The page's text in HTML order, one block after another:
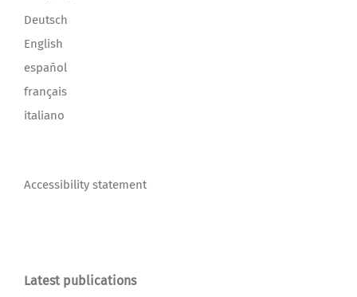
Deutsch
English
español
français
italiano
Accessibility statement
Latest publications